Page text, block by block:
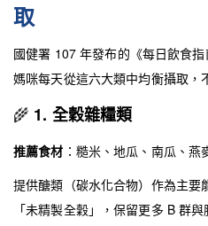
取
國健署 107 年發布的《每日飲食
媽咪每天從這六大類中均衡攝取，
🌾 1. 全穀雜糧類
推薦食材 ：糙米、地瓜、南瓜、燕
提供醣類（碳水化合物）作為主要
「未精製全穀」，保留更多 B 群與